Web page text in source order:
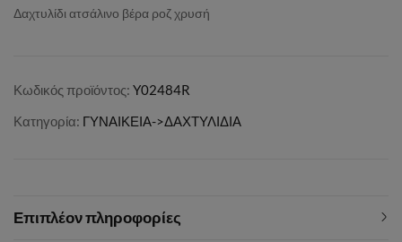
Δαχτυλίδι ατσάλινο βέρα ροζ χρυσή
Κωδικός προϊόντος: Y02484R
Κατηγορία: ΓΥΝΑΙΚΕΙΑ->ΔΑΧΤΥΛΙΔΙΑ
Επιπλέον πληροφορίες